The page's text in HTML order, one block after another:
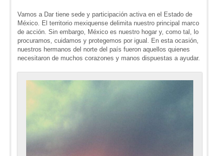
Vamos a Dar tiene sede y participación activa en el Estado de
México. El territorio mexiquense delimita nuestro principal marco
de acción. Sin embargo, México es nuestro hogar y, como tal, lo
procuramos, cuidamos y protegemos por igual. En esta ocasión,
nuestros hermanos del norte del país fueron aquellos quienes
necesitaron de muchos corazones y manos dispuestas a ayudar.